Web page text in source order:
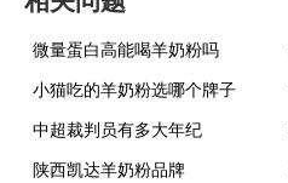
微量蛋白高能喝羊奶粉吗
小猫吃的羊奶粉选哪个牌子
中超裁判员有多大年纪
陕西凯达羊奶粉品牌